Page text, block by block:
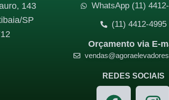
143
SP
WhatsApp (11)
(11) 4412-4995
Orçamento via E-
REDES SOCIAIS
F I